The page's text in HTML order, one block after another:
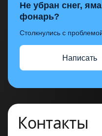
Не убран снег,
фонарь?
Столкнулись с
Написать
Контакты